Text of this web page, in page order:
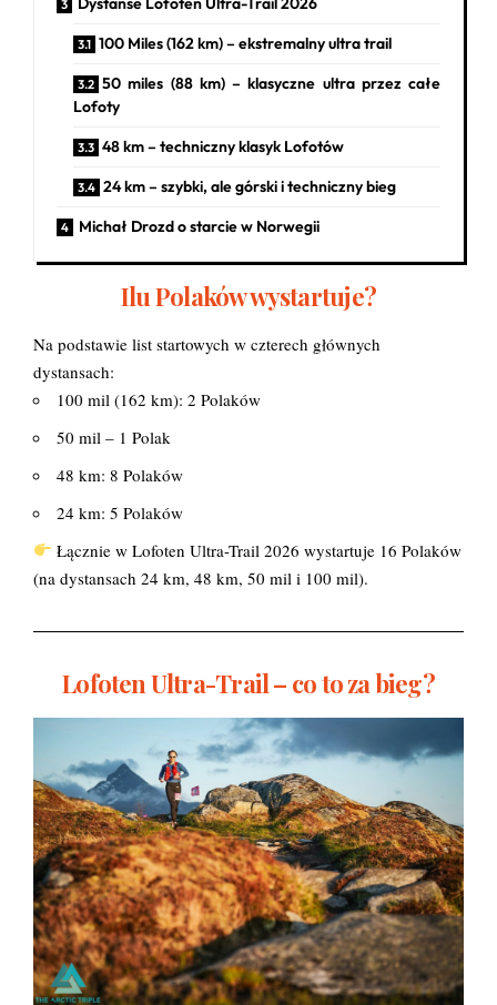
100 Miles (162 km) – ekstremalny ultra trail
50 miles (88 km) – klasyczne ultra przez całe
Lofoty
48 km – techniczny klasyk Lofotów
24 km – szybki, ale górski i techniczny bieg
Michał Drozd o starcie w Norwegii
Ilu Polaków wystartuje?
Na podstawie list startowych w czterech głównych
dystansach:
100 mil (162 km): 2 Polaków
50 mil – 1 Polak
48 km: 8 Polaków
24 km: 5 Polaków
Łącznie w Lofoten Ultra-Trail 2026 wystartuje 16 Polaków
(na dystansach 24 km, 48 km, 50 mil i 100 mil).
Lofoten Ultra-Trail – co to za bieg?